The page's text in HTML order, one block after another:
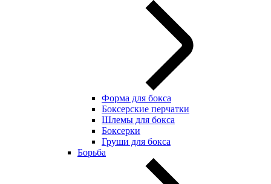
Форма для бокса
Боксерские перчатки
Шлемы для бокса
Боксерки
Груши для бокса
Борьба